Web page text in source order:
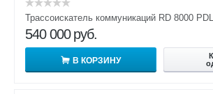
Трассоискатель коммуникаций RD 8000 PDL
540 000 руб.
В КОРЗИНУ